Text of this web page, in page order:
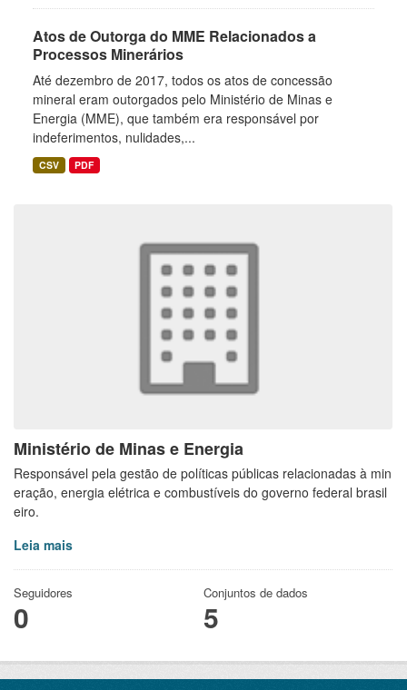
Ministério de Minas e Energia
Responsável pela gestão de políticas públicas relacionadas à min
eração, energia elétrica e combustíveis do governo federal brasil
eiro.
Leia mais
Seguidores
0
Conjuntos de dados
5
Atos de Outorga do MME Relacionados a
Processos Minerários
Até dezembro de 2017, todos os atos de concessão
mineral eram outorgados pelo Ministério de Minas e
Energia (MME), que também era responsável por
indeferimentos, nulidades,...
CSV PDF